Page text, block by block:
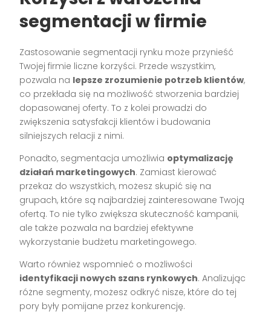
segmentacji w firmie
Zastosowanie segmentacji rynku może przynieść
Twojej firmie liczne korzyści. Przede wszystkim,
pozwala na lepsze zrozumienie potrzeb klientów,
co przekłada się na możliwość stworzenia bardziej
dopasowanej oferty. To z kolei prowadzi do
zwiększenia satysfakcji klientów i budowania
silniejszych relacji z nimi.
Ponadto, segmentacja umożliwia optymalizację
działań marketingowych. Zamiast kierować
przekaz do wszystkich, możesz skupić się na
grupach, które są najbardziej zainteresowane Twoją
ofertą. To nie tylko zwiększa skuteczność kampanii,
ale także pozwala na bardziej efektywne
wykorzystanie budżetu marketingowego.
Warto również wspomnieć o możliwości
identyfikacji nowych szans rynkowych. Analizując
różne segmenty, możesz odkryć nisze, które do tej
pory były pomijane przez konkurencję.